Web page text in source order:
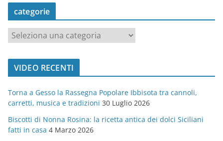
categorie
a
t
o
r
i
e
VIDEO RECENTI
Torna a Gesso la Rassegna Popolare Ibbisota tra cannoli,
carretti, musica e tradizioni 30 Luglio 2026
Biscotti di Nonna Rosina: la ricetta antica dei dolci Siciliani
fatti in casa 4 Marzo 2026